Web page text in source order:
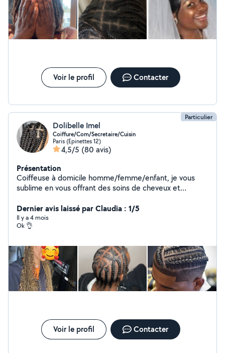
vous !
Voir le profil Contacter
Particulier
Dolibelle Imel
Coiffure/Com/Secretaire/Cuisin
Paris (Epinettes 12)
4,5/5 (80 avis)
Présentation
Coiffeuse à domicile homme/femme/enfant, je vous
sublime en vous offrant des soins de cheveux et
Braids(knoless, french curls, fulani...), Vanilles, Twist,
Tissages, Botterfly, dreadlocks et resserage, pose de
perruque, chignon, shampoing, lissage, défrisage etc...
je vous aide à augmenter votre chiffre d'affaire,
rechercher et fidéliser votre clientèle. Secrétariat et
gestion administrative et juridique: parlant anglais,
francais et espagnol avec une maîtrise complète du
Pack office (Word,Excel,powerpoint), j'offre également
planification de projets. Weeding planer et fin cuisinière,
j'organise vos événements et prépare à la demande des
fritutes, grillades et plats européens et traditionnels
Dernier avis laissé par Claudia : 1/5
Il y a 4 mois
Ok 👌
Voir le profil Contacter